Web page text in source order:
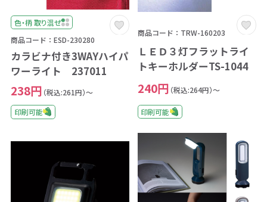
色・柄 取り混ぜ
商品コード：ESD-230280
カラビナ付き3WAYハイパ
ワーライト 237011
238円 （税込:261円）～
印刷可能
商品コード：TRW-160203
ＬＥＤ３灯フラットライ
トキーホルダーTS-1044
240円 （税込:264円）～
印刷可能